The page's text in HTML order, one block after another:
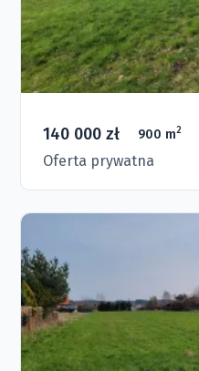
140 000 zł 900 m2
Oferta prywatna